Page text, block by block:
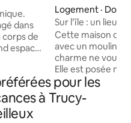
dans
de
espace
niquer,
À
du
Logement ·
Sur l’île : un lieu
pauser »
Cette maison de
avec un moulin à
charme ne vous
Elle est posée
rivière. Nous
récemment, en
authenticité et
pour les
à Trucy-